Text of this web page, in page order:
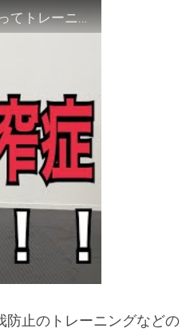
【脊柱管狭窄症】！腰痛を改善目指して、フォームローラーを使ってトレーニンング効果を２倍に変えよう！！part2
防止のトレーニングなどの